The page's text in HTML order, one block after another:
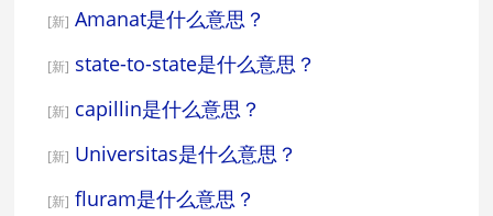
[新] Amanat是什么意思？
[新] state-to-state是什么意思？
[新] capillin是什么意思？
[新] Universitas是什么意思？
[新] fluram是什么意思？